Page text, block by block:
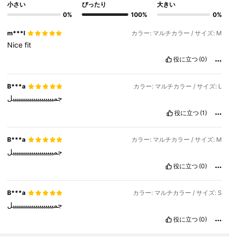
小さい
0%
ぴったり
100%
大きい
0%
m***l カラー: マルチカラー / サイズ: M
Nicefit
役に立つ (0)
B***a カラー: マルチカラー / サイズ: L
جمييييييييييييييييييييل
役に立つ (1)
B***a カラー: マルチカラー / サイズ: M
جمييييييييييييييييييييل
役に立つ (0)
B***a カラー: マルチカラー / サイズ: S
جمييييييييييييييييييييل
役に立つ (0)